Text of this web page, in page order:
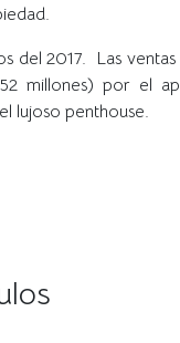
del 2017. Las
millones) por el
lujoso penthouse.